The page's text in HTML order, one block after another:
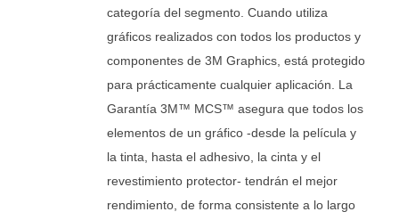
categoría del segmento. Cuando utiliza
gráficos realizados con todos los productos y
componentes de 3M Graphics, está protegido
para prácticamente cualquier aplicación. La
Garantía 3M™ MCS™ asegura que todos los
elementos de un gráfico -desde la película y
la tinta, hasta el adhesivo, la cinta y el
revestimiento protector- tendrán el mejor
rendimiento, de forma consistente a lo largo